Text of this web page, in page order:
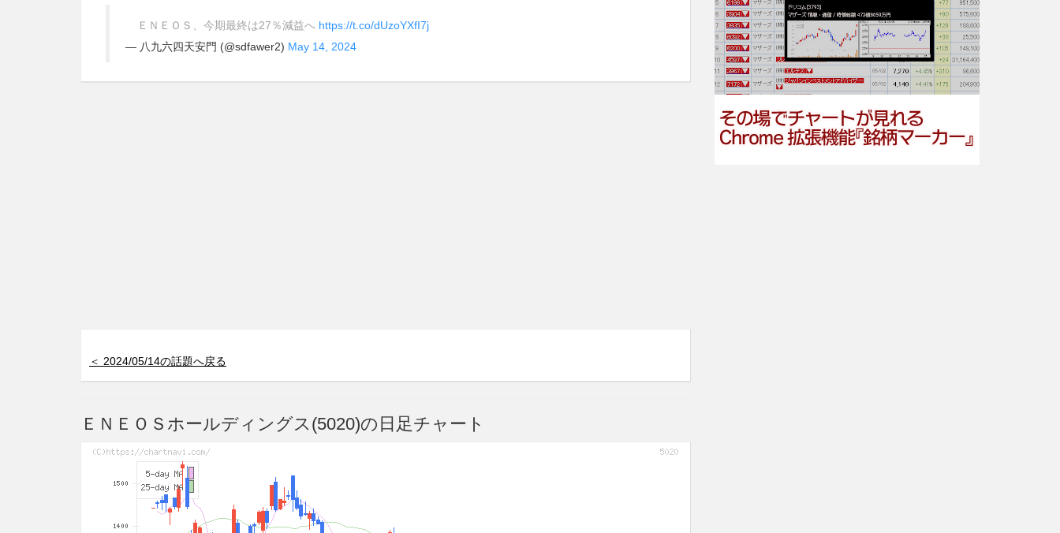
ＥＮＥＯＳ、今期最終は27％減益へ https://t.co/dUzoYXfI7j
— 八九六四天安門 (@sdfawer2) May 14, 2024
＜ 2024/05/14の話題へ戻る
ＥＮＥＯＳホールディングス(5020)の日足チャート